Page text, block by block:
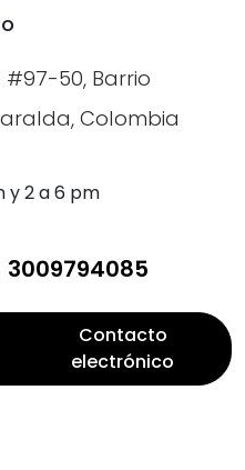
#97-50, Barrio
Colombia
y 2 a 6 pm
Contacto
electrónico